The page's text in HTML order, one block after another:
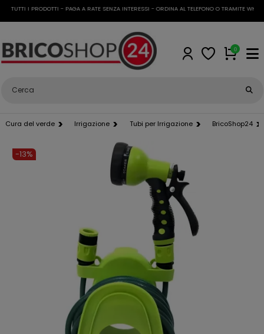
I PRODOTTI - PAGA A RATE SENZA INTERESSI - ORDINA AL TELEFONO O TRAMITE
0
Cura del verde Irrigazione Tubi per Irrigazione BricoShop24
-13%